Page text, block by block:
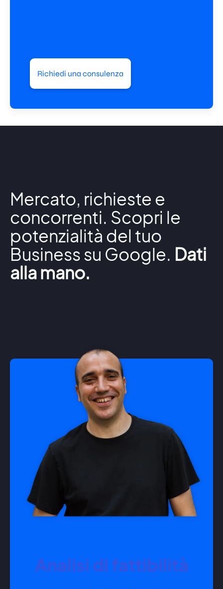
Richiedi una consulenza
Mercato, richieste e
concorrenti. Scopri le
potenzialità del tuo
Business su Google. Dati
alla mano.
Analisi di fattibilità